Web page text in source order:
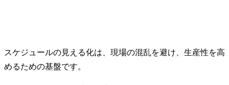
スケジュールの見える化は、現場の混乱を避け、生産性を高
めるための基盤です。